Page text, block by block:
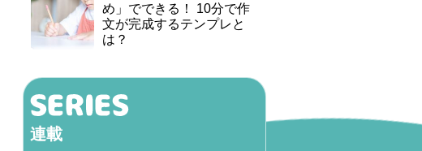
め」でできる！ 10分で作
文が完成するテンプレと
は？
連載